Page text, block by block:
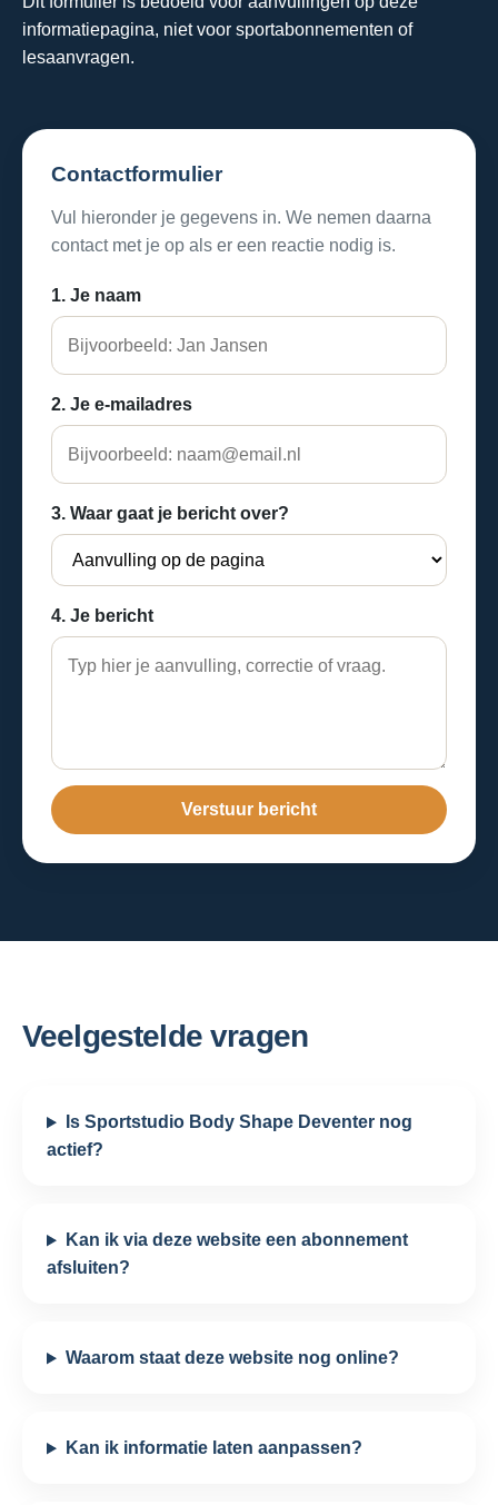
informatiepagina, niet voor sportabonnementen of
lesaanvragen.
Contactformulier
Vul hieronder je gegevens in. We nemen daarna
contact met je op als er een reactie nodig is.
1. Je naam
2. Je e-mailadres
3. Waar gaat je bericht over?
4. Je bericht
Verstuur bericht
Veelgestelde vragen
Is Sportstudio Body Shape Deventer nog
actief?
Kan ik via deze website een abonnement
afsluiten?
Waarom staat deze website nog online?
Kan ik informatie laten aanpassen?